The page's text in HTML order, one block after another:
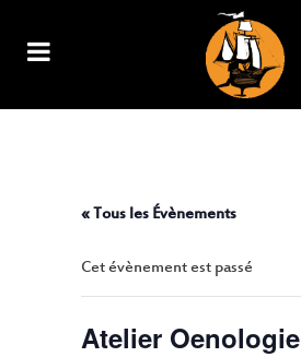
« Tous les Évènements
Cet évènement est passé
Atelier Oenologie